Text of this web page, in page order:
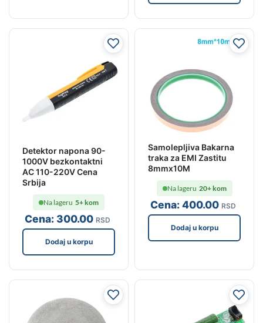
Detektor napona 90-
1000V bezkontaktni
AC 110-220V Cena
Srbija
Cena:300.00 RSD
Na lageru 5+ kom
Dodaj u korpu
Samolepljiva Bakarna
traka za EMI Zastitu
8mmx10M
Cena:400.00 RSD
Na lageru 20+ kom
Dodaj u korpu